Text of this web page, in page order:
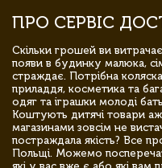
ПРО СЕРВІС
Скільки грошей ви
появи в будинку малюка,
страждає. Потрібна
приладдя, косметика та
одяг та іграшки молоді
Коштують дитячі товари
магазинами зовсім не
постраждала якість? Все
Польщі. Можемо